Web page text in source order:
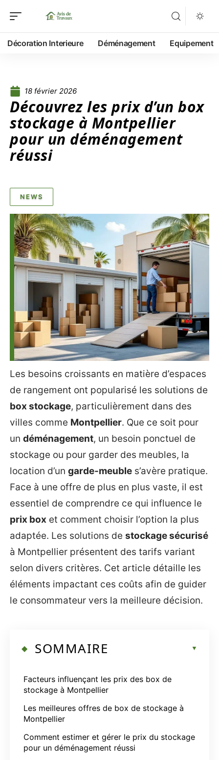
Décoration Interieure Déménagement Equipement
18 février 2026
Découvrez les prix d’un box
stockage à Montpellier
pour un déménagement
réussi
NEWS
Les besoins croissants en matière d’espaces
de rangement ont popularisé les solutions de
box stockage, particulièrement dans des
villes comme Montpellier. Que ce soit pour
un déménagement, un besoin ponctuel de
stockage ou pour garder des meubles, la
location d’un garde-meuble s’avère pratique.
Face à une offre de plus en plus vaste, il est
essentiel de comprendre ce qui influence le
prix box et comment choisir l’option la plus
adaptée. Les solutions de stockage sécurisé
à Montpellier présentent des tarifs variant
selon divers critères. Cet article détaille les
éléments impactant ces coûts afin de guider
le consommateur vers la meilleure décision.
SOMMAIRE
Facteurs influençant les prix des box de
stockage à Montpellier
Les meilleures offres de box de stockage à
Montpellier
Comment estimer et gérer le prix du stockage
pour un déménagement réussi